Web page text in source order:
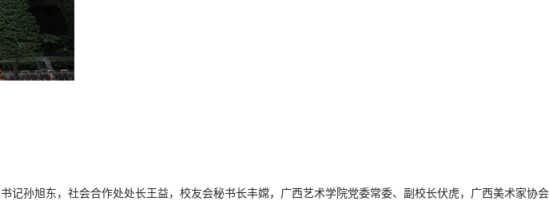
孙旭东，社会合作处处长王益，校友会秘书长丰嫦，广西艺术学院党委常委、副校长伏虎，广西美术家协会